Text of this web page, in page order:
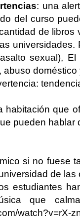
: una
del curso
de libros
sexual),
abuso
habitación que
pueden hablar
si no fuese
de
estudiantes
que